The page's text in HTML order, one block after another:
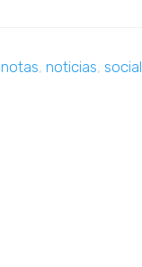
notas, noticias, social